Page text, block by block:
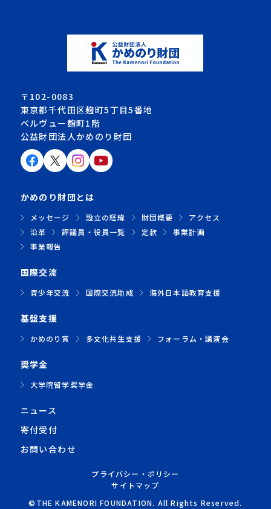
〒102-0083
東京都千代田区麹町5丁目5番地
ベルヴュー麹町1階
公益財団法人かめのり財団
かめのり財団とは
メッセージ 設立の経緯 財団概要
アクセス
沿革
評議員・役員一覧 定款
事業計画
事業報告
国際交流
青少年交流 国際交流助成 海外日本語教育支援
基盤支援
かめのり賞 多文化共生支援 フォーラム・講演会
奨学金
大学院留学奨学金
ニュース
寄付受付
お問い合わせ
プライバシー・ポリシー
サイトマップ
©THE KAMENORI FOUNDATION. All Rights Reserved.